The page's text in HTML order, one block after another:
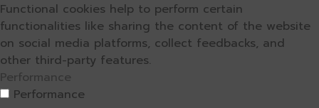
Functional cookies help to perform certain
functionalities like sharing the content of the website
on social media platforms, collect feedbacks, and
other third-party features.
Performance
Performance